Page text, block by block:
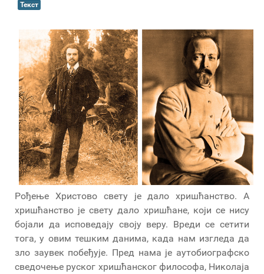
Текст
Рођење Христово свету је дало хришћанство. А
хришћанство је свету дало хришћане, који се нису
бојали да исповедају своју веру. Вреди се сетити
тога, у овим тешким данима, када нам изгледа да
зло заувек побеђује. Пред нама је аутобиографско
сведочење руског хришћанског философа, Николаја